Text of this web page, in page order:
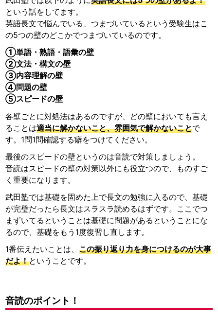
という話をしてます。
英語長文で悩んでいる、つまづいているという受験生はこ
の5つの壁のどこかでつまづいているのです。
①単語・熟語・語彙の壁
②文法・構文の壁
③内容理解の壁
④問題の壁
⑤スピードの壁
各壁ごとに対処法はあるのですが、どの壁においても言え
ることは適当に解かないこと、雰囲気で解かないことで
す。1問1問確認する癖をつけてください。
最後のスピードの壁というのは音読で対策しましょう。
音読はスピードの壁の対策以外にも役立つので、ものすご
く重要になります。
武田塾では基礎を固めた上で長文の勉強に入るので、基礎
が完璧だったら長文はスラスラ読めるはずです。ここでつ
まずいてるということは基礎に問題があるということにな
るので、基礎をもう1度復習し直します。
1番伝えたいことは、この振り返り力を身につけるのが大事
だよ！ということです。
音読のポイント！